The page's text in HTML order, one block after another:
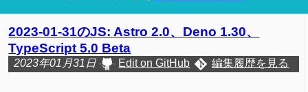
2023-01-31のJS: Astro 2.0、Deno 1.30、
TypeScript 5.0 Beta
2023年01月31日 Edit on GitHub 編集履歴を見る